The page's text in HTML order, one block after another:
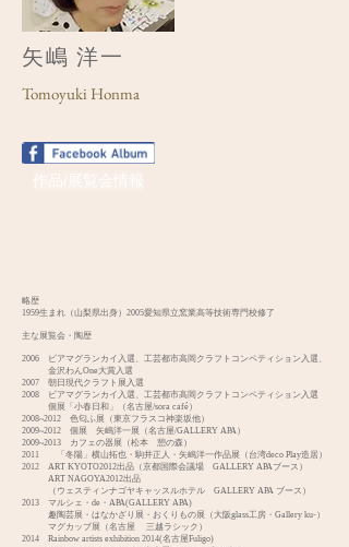
矢嶋 洋一
Tomoyuki Honma
作品/展覧会情報
略歴
1959生まれ（山梨県出身）2005愛知県立窯業高等技術専門校修了
主な展覧会・陶歴
2006 ビアマグランカイ入選、工芸都市高岡クラフトコンペティション入選、
金沢わんOne大賞入選
2007 朝日現代クラフト展入選
2008 ビアマグランカイ入選、工芸都市高岡クラフトコンペティション入選
個展「小春日和」（名古屋/sora café）
2008~2012 色匂ふ展（東京フラスコ神楽坂他）
2009~2012 個展 矢嶋洋一展（名古屋/GALLERY APA）
2009~2013 カフェの器展（松本 憩の森）
2011 「冬陽」横山拓也・駒井正人・矢嶋洋一作品展（台湾deco Play造居）
2012 ART KYOTO2012出品（京都国際会議場 GALLERY APAブース）
ART NAGOYA2012出品
（ウェスティンナゴヤキャッスルホテル GALLERY APA ブース）
2013 マルシェ・de・APA(GALLERY APA)
趣陶芸展・はなかざり展・おくりもの展（大阪glass工房・Gallery ku-）
マグカップ展（名古屋 三越ラシック）
2014 Rainbow artists exhibition 2014(名古屋Fuligo)